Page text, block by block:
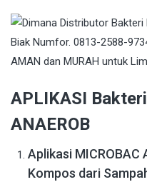
APLIKASI
ANAEROB
Aplikasi
Kompos dari